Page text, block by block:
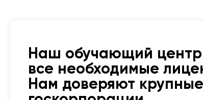
Наш обучающий центр
все необходимые
Нам доверяют крупные